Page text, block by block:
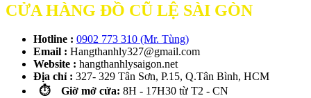
CỬA HÀNG ĐỒ CŨ LỆ SÀI GÒN
Hotline : 0902 773 310 (Mr. Tùng)
Email : Hangthanhly327@gmail.com
Website : hangthanhlysaigon.net
Địa chỉ : 327- 329 Tân Sơn, P.15, Q.Tân Bình, HCM
⏱️ Giờ mở cửa: 8H - 17H30 từ T2 - CN